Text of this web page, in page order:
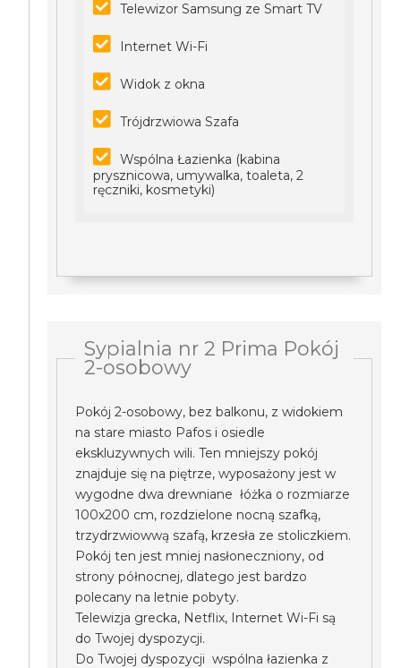
Telewizor Samsung ze Smart TV
Internet Wi-Fi
Widok z okna
Trójdrzwiowa Szafa
Wspólna Łazienka (kabina
prysznicowa, umywalka, toaleta, 2
ręczniki, kosmetyki)
Sypialnia nr 2 Prima Pokój
2-osobowy
Pokój 2-osobowy, bez balkonu, z widokiem
na stare miasto Pafos i osiedle
ekskluzywnych wili. Ten mniejszy pokój
znajduje się na piętrze, wyposażony jest w
wygodne dwa drewniane łóżka o rozmiarze
100x200 cm, rozdzielone nocną szafką,
trzydrzwiowwą szafą, krzesła ze stoliczkiem.
Pokój ten jest mniej nasłoneczniony, od
strony północnej, dlatego jest bardzo
polecany na letnie pobyty.
Telewizja grecka, Netflix, Internet Wi-Fi są
do Twojej dyspozycji.
Do Twojej dyspozycji wspólna łazienka z